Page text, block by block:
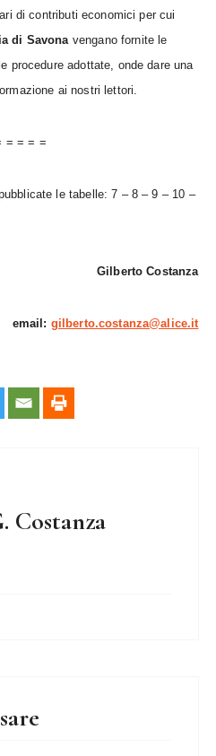
di contributi economici per cui
di Savonavengano fornite le
procedure adottate, onde dare una
ai nostri lettori.
= = = =
le tabelle: 7 – 8 – 9 – 10 –
Gilberto Costanza
email: gilberto.costanza@alice.it
Costanza